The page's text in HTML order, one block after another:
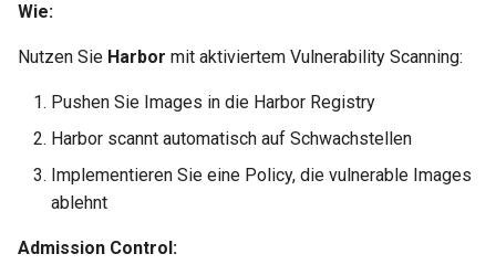
Wie:
Nutzen Sie Harbor mit aktiviertem Vulnerability Scanning:
Pushen Sie Images in die Harbor Registry
Harbor scannt automatisch auf Schwachstellen
Implementieren Sie eine Policy, die vulnerable Images
ablehnt
Admission Control: